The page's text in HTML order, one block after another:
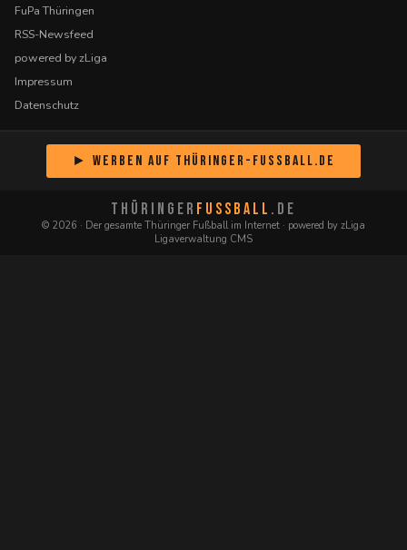
FuPa Thüringen
RSS-Newsfeed
powered by zLiga
Impressum
Datenschutz
► Werben auf Thüringer-Fussball.de
THÜRINGER FUSSBALL .DE
© 2026 · Der gesamte Thüringer Fußball im Internet · powered by zLiga
Ligaverwaltung CMS